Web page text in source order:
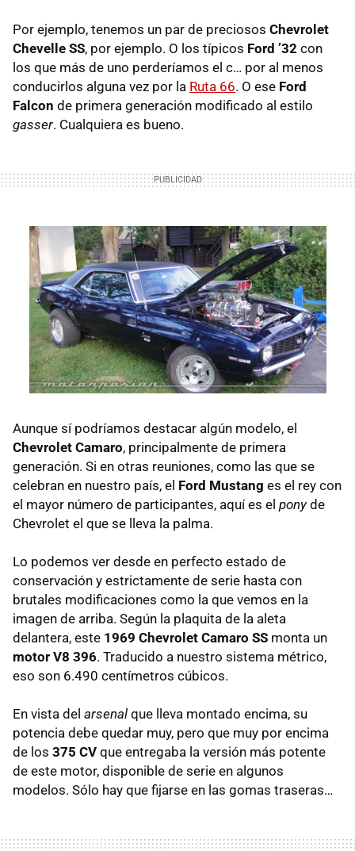
Por ejemplo, tenemos un par de preciosos Chevrolet
Chevelle SS, por ejemplo. O los típicos Ford ’32 con
los que más de uno perderíamos el c… por al menos
conducirlos alguna vez por la Ruta 66. O ese Ford
Falcon de primera generación modificado al estilo
gasser. Cualquiera es bueno.
Aunque sí podríamos destacar algún modelo, el
Chevrolet Camaro, principalmente de primera
generación. Si en otras reuniones, como las que se
celebran en nuestro país, el Ford Mustang es el rey con
el mayor número de participantes, aquí es el ponyde
Chevrolet el que se lleva la palma.
Lo podemos ver desde en perfecto estado de
conservación y estrictamente de serie hasta con
brutales modificaciones como la que vemos en la
imagen de arriba. Según la plaquita de la aleta
delantera, este 1969 Chevrolet Camaro SS monta un
motor V8 396. Traducido a nuestro sistema métrico,
eso son 6.490 centímetros cúbicos.
En vista del arsenal que lleva montado encima, su
potencia debe quedar muy, pero que muy por encima
de los 375 CV que entregaba la versión más potente
de este motor, disponible de serie en algunos
modelos. Sólo hay que fijarse en las gomas traseras…